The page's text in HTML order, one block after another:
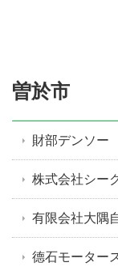
曽於市
財部デンソー
株式会社シー
有限会社大隅
德石モーター